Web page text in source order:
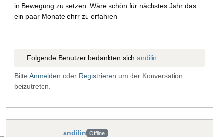
in Bewegung zu setzen. Wäre schön für nächstes Jahr das
ein paar Monate ehrr zu erfahren
Folgende Benutzer bedankten sich:andilin
Bitte Anmelden oder Registrieren um der Konversation
beizutreten.
andilin Offline